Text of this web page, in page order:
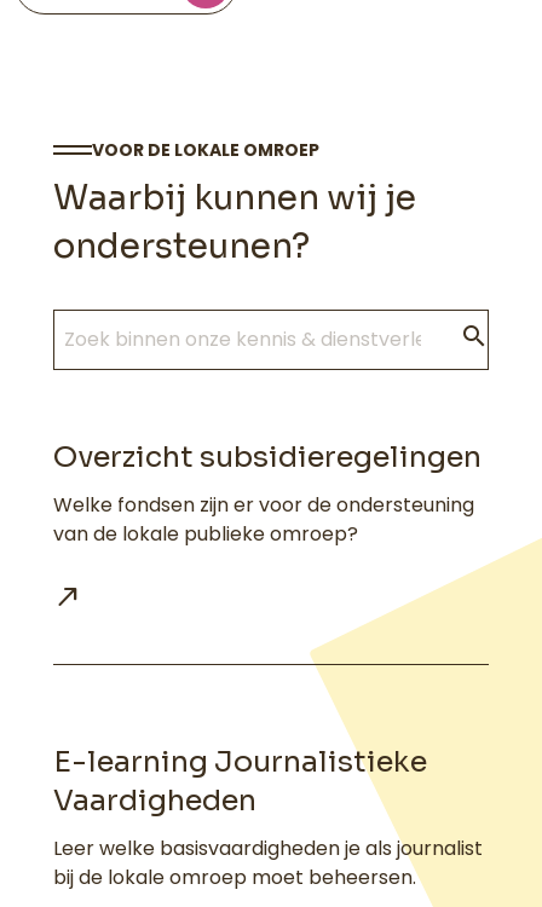
VOOR DE LOKALE OMROEP
Waarbij kunnen wij je
ondersteunen?
search
Overzicht subsidieregelingen
Welke fondsen zijn er voor de ondersteuning
van de lokale publieke omroep?
E-learning Journalistieke
Vaardigheden
Leer welke basisvaardigheden je als journalist
bij de lokale omroep moet beheersen.